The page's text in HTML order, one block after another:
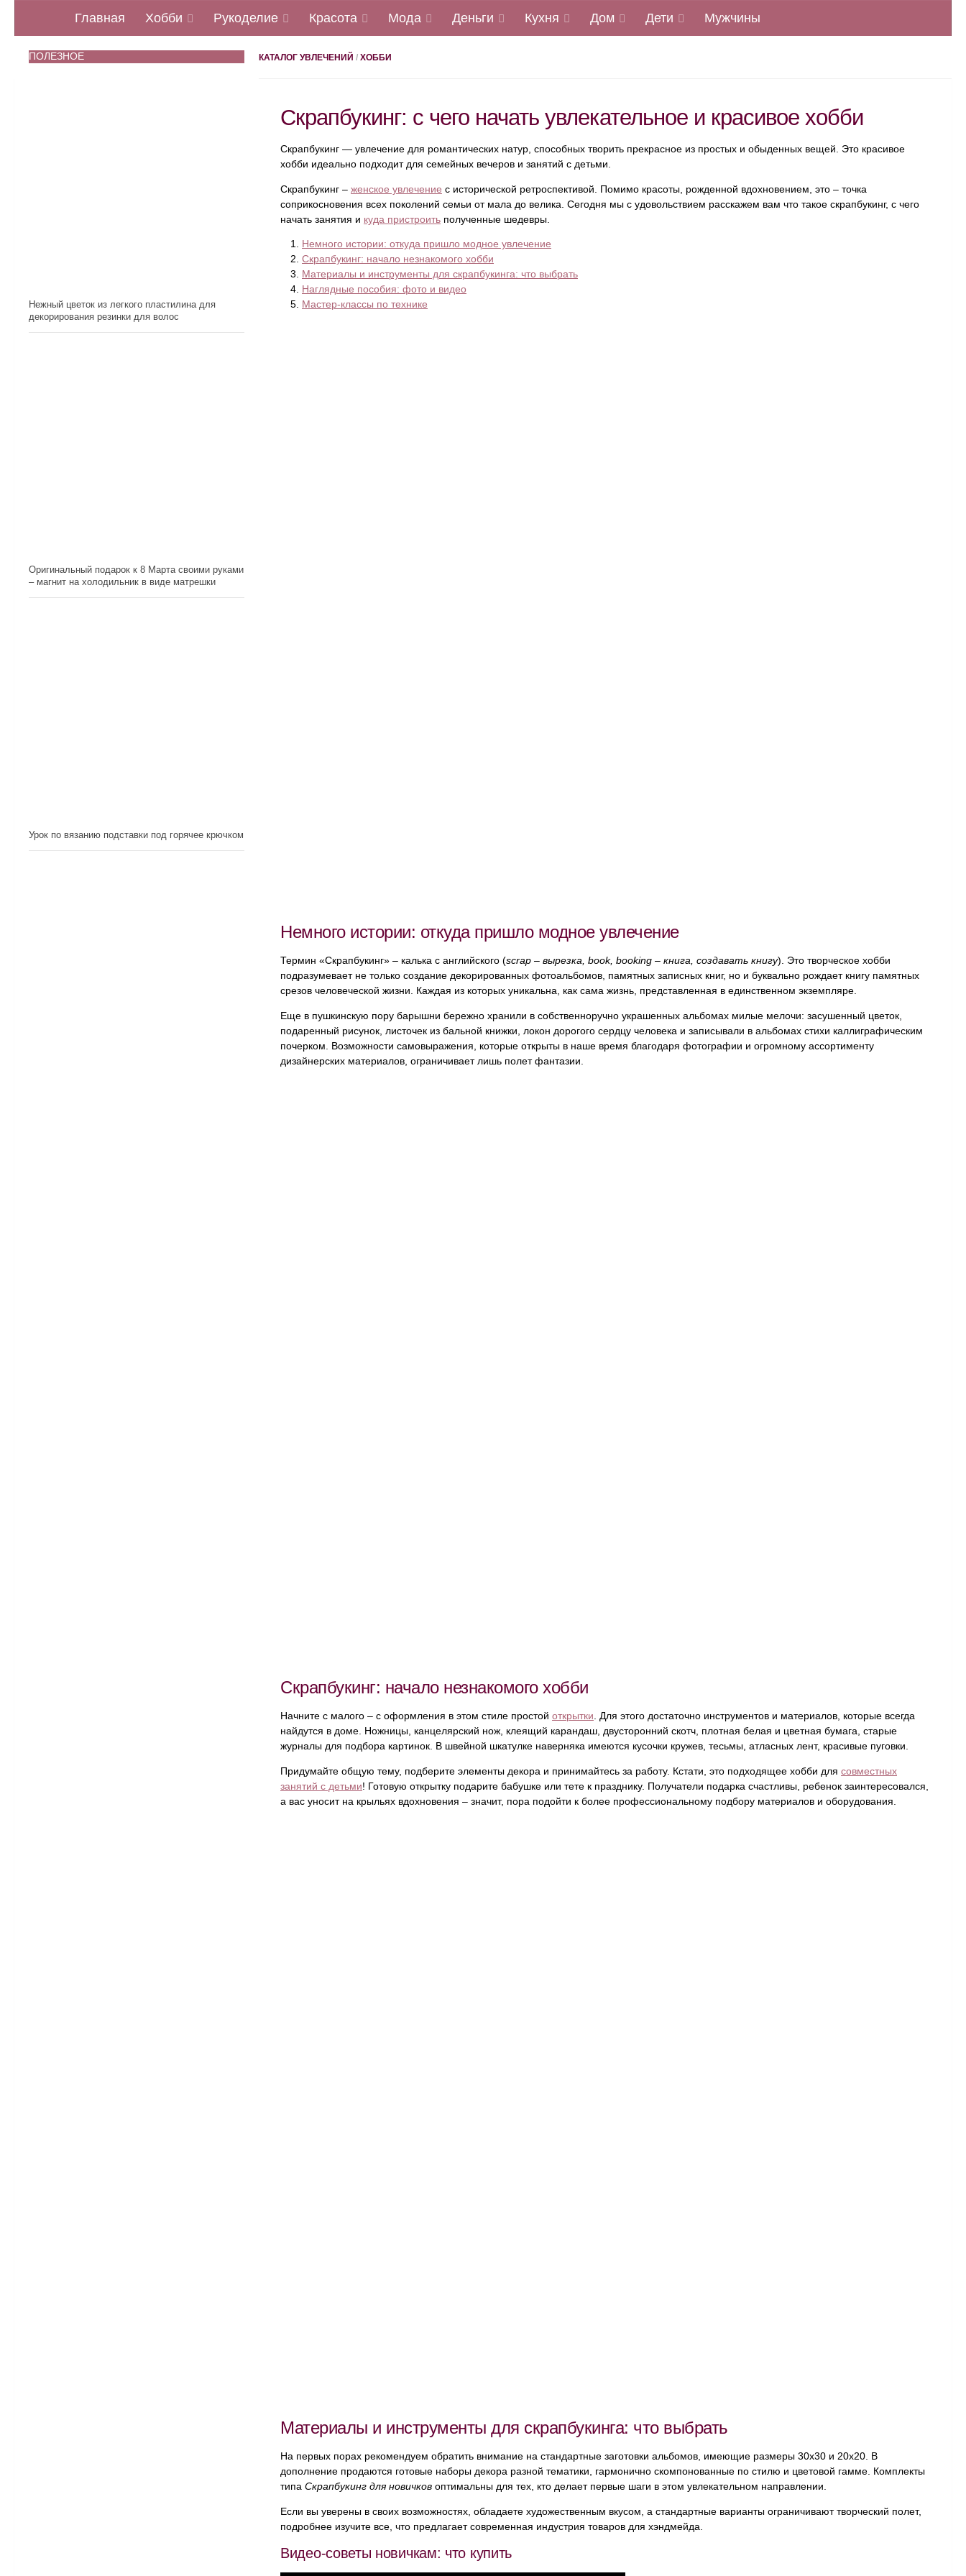
Главная Хобби Рукоделие Красота Мода Деньги Кухня Дом Дети Мужчины
КАТАЛОГ УВЛЕЧЕНИЙ / ХОББИ
Скрапбукинг: с чего начать увлекательное и красивое хобби
Скрапбукинг — увлечение для романтических натур, способных творить прекрасное из простых и обыденных вещей. Это красивое
хобби идеально подходит для семейных вечеров и занятий с детьми.
Скрапбукинг – женское увлечение с исторической ретроспективой. Помимо красоты, рожденной вдохновением, это – точка
соприкосновения всех поколений семьи от мала до велика. Сегодня мы с удовольствием расскажем вам что такое скрапбукинг, с чего
начать занятия и куда пристроить полученные шедевры.
Немного истории: откуда пришло модное увлечение
Скрапбукинг: начало незнакомого хобби
Материалы и инструменты для скрапбукинга: что выбрать
Наглядные пособия: фото и видео
Мастер-классы по технике
Немного истории: откуда пришло модное увлечение
Термин «Скрапбукинг» – калька с английского (scrap – вырезка, book, booking – книга, создавать книгу). Это творческое хобби
подразумевает не только создание декорированных фотоальбомов, памятных записных книг, но и буквально рождает книгу памятных
срезов человеческой жизни. Каждая из которых уникальна, как сама жизнь, представленная в единственном экземпляре.
Еще в пушкинскую пору барышни бережно хранили в собственноручно украшенных альбомах милые мелочи: засушенный цветок,
подаренный рисунок, листочек из бальной книжки, локон дорогого сердцу человека и записывали в альбомах стихи каллиграфическим
почерком. Возможности самовыражения, которые открыты в наше время благодаря фотографии и огромному ассортименту
дизайнерских материалов, ограничивает лишь полет фантазии.
Скрапбукинг: начало незнакомого хобби
Начните с малого – с оформления в этом стиле простой открытки. Для этого достаточно инструментов и материалов, которые всегда
найдутся в доме. Ножницы, канцелярский нож, клеящий карандаш, двусторонний скотч, плотная белая и цветная бумага, старые
журналы для подбора картинок. В швейной шкатулке наверняка имеются кусочки кружев, тесьмы, атласных лент, красивые пуговки.
Придумайте общую тему, подберите элементы декора и принимайтесь за работу. Кстати, это подходящее хобби для совместных
занятий с детьми! Готовую открытку подарите бабушке или тете к празднику. Получатели подарка счастливы, ребенок заинтересовался,
а вас уносит на крыльях вдохновения – значит, пора подойти к более профессиональному подбору материалов и оборудования.
Материалы и инструменты для скрапбукинга: что выбрать
На первых порах рекомендуем обратить внимание на стандартные заготовки альбомов, имеющие размеры 30х30 и 20х20. В
дополнение продаются готовые наборы декора разной тематики, гармонично скомпонованные по стилю и цветовой гамме. Комплекты
типа Скрапбукинг для новичков оптимальны для тех, кто делает первые шаги в этом увлекательном направлении.
Если вы уверены в своих возможностях, обладаете художественным вкусом, а стандартные варианты ограничивают творческий полет,
подробнее изучите все, что предлагает современная индустрия товаров для хэндмейда.
Видео-советы новичкам: что купить
ПОЛЕЗНОЕ
Нежный цветок из легкого пластилина для
декорирования резинки для волос
Оригинальный подарок к 8 Марта своими руками
– магнит на холодильник в виде матрешки
Урок по вязанию подставки под горячее крючком